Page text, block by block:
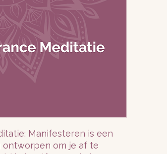
Manifesteren is een
ontworpen om je af te